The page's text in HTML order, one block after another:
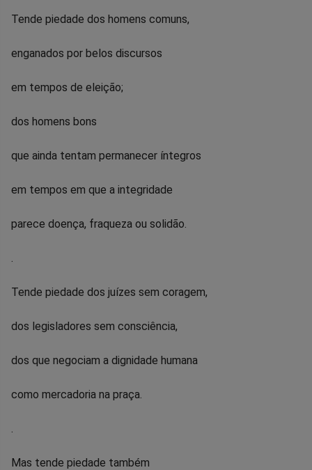
Tende piedade dos homens comuns,
enganados por belos discursos
em tempos de eleição;
dos homens bons
que ainda tentam permanecer íntegros
em tempos em que a integridade
parece doença, fraqueza ou solidão.
Tende piedade dos juízes sem coragem,
dos legisladores sem consciência,
dos que negociam a dignidade humana
como mercadoria na praça.
Mas tende piedade também